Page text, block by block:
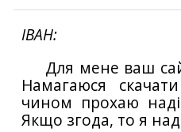
ІВАН
Для мене ваш
Намагаюся
чином прохаю
Якщо згода, то я